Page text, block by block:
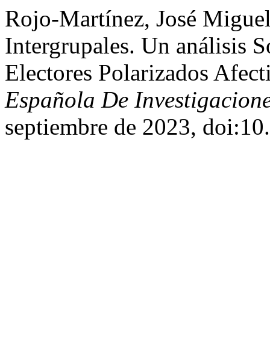
Rojo-Martínez, José
Intergrupales. Un análisis
Electores Polarizados
Española De
septiembre de 2023,